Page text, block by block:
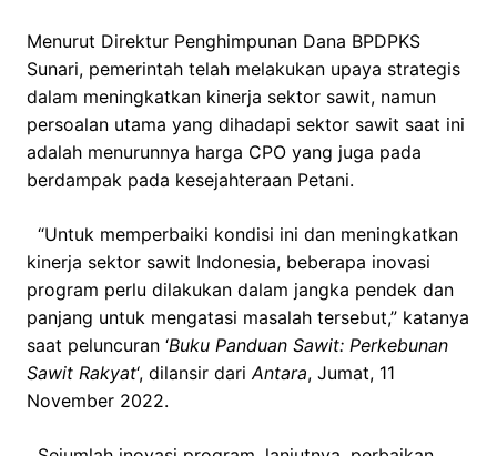
Menurut Direktur Penghimpunan Dana BPDPKS
Sunari, pemerintah telah melakukan upaya strategis
dalam meningkatkan kinerja sektor sawit, namun
persoalan utama yang dihadapi sektor sawit saat ini
adalah menurunnya harga CPO yang juga pada
berdampak pada kesejahteraan Petani.
“Untuk memperbaiki kondisi ini dan meningkatkan
kinerja sektor sawit Indonesia, beberapa inovasi
program perlu dilakukan dalam jangka pendek dan
panjang untuk mengatasi masalah tersebut,” katanya
saat peluncuran ‘Buku Panduan Sawit: Perkebunan
Sawit Rakyat‘, dilansir dariAntara, Jumat, 11
November 2022.